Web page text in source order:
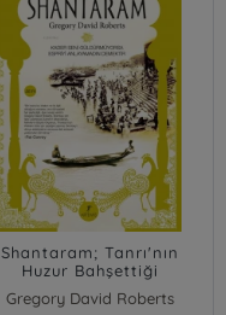
Shantaram; Tanrı'nın
Huzur Bahşettiği
Gregory David Roberts